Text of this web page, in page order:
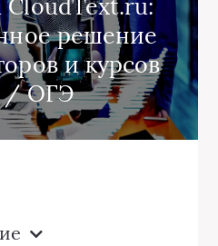
решение
и курсов
/ ОГЭ